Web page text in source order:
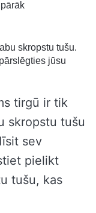
skropstu tušu.
jūsu
tirgū ir tik
skropstu tušu
sev
pielikt
tušu, kas